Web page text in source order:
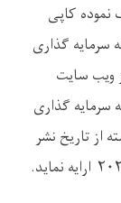
کاپی
سرمایه گذاری
ویب سایت
سرمایه گذاری
از تاریخ نشر
ارایه نماید.